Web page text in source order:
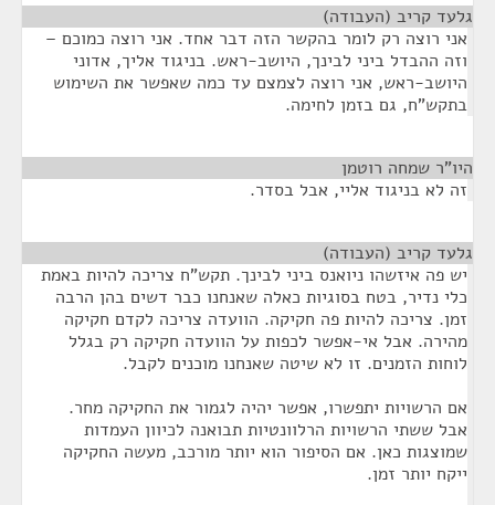
גלעד קריב (העבודה)
אני רוצה רק לומר בהקשר הזה דבר אחד. אני רוצה כמוכם –
וזה ההבדל ביני לבינך, היושב-ראש. בניגוד אליך, אדוני
היושב-ראש, אני רוצה לצמצם עד כמה שאפשר את השימוש
בתקש"ח, גם בזמן לחימה.
היו"ר שמחה רוטמן
זה לא בניגוד אליי, אבל בסדר.
גלעד קריב (העבודה)
יש פה איזשהו ניואנס ביני לבינך. תקש"ח צריכה להיות באמת
כלי נדיר, בטח בסוגיות כאלה שאנחנו כבר דשים בהן הרבה
זמן. צריכה להיות פה חקיקה. הוועדה צריכה לקדם חקיקה
מהירה. אבל אי-אפשר לכפות על הוועדה חקיקה רק בגלל
לוחות הזמנים. זו לא שיטה שאנחנו מוכנים לקבל.
אם הרשויות יתפשרו, אפשר יהיה לגמור את החקיקה מחר.
אבל ששתי הרשויות הרלוונטיות תבואנה לכיוון העמדות
שמוצגות כאן. אם הסיפור הוא יותר מורכב, מעשה החקיקה
ייקח יותר זמן.